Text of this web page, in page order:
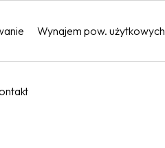
Wynajem pow. użytkowych